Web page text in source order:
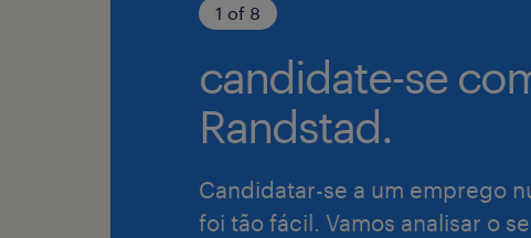
1 of 8
candidate-se
Randstad.
Candidatar-se a um emprego
foi tão fácil. Vamos analisar o